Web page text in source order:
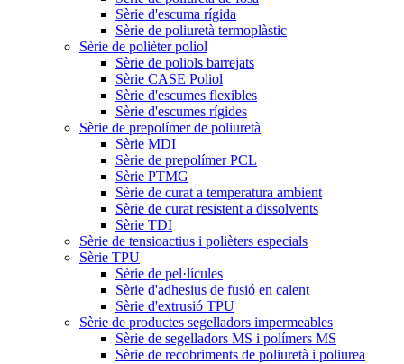
Sèrie d'escuma rígida
Sèrie de poliuretà termoplàstic
Sèrie de polièter poliol
Sèrie de poliols barrejats
Sèrie CASE Poliol
Sèrie d'escumes flexibles
Sèrie d'escumes rígides
Sèrie de prepolímer de poliuretà
Sèrie MDI
Sèrie de prepolímer PCL
Sèrie PTMG
Sèrie de curat a temperatura ambient
Sèrie de curat resistent a dissolvents
Sèrie TDI
Sèrie de tensioactius i polièters especials
Sèrie TPU
Sèrie de pel·lícules
Sèrie d'adhesius de fusió en calent
Sèrie d'extrusió TPU
Sèrie de productes segelladors impermeables
Sèrie de segelladors MS i polímers MS
Sèrie de recobriments de poliuretà i poliurea